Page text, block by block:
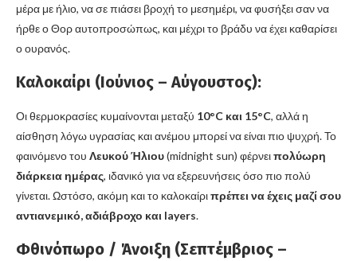
μέρα με ήλιο, να σε πιάσει βροχή το μεσημέρι, να φυσήξει σαν να
ήρθε ο Θορ αυτοπροσώπως, και μέχρι το βράδυ να έχει καθαρίσει
ο ουρανός.
Καλοκαίρι (Ιούνιος – Αύγουστος):
Οι θερμοκρασίες κυμαίνονται μεταξύ 10°C και 15°C, αλλά η
αίσθηση λόγω υγρασίας και ανέμου μπορεί να είναι πιο ψυχρή. Το
φαινόμενο του Λευκού Ήλιου(midnight sun) φέρνειπολύωρη
διάρκεια ημέρας, ιδανικό για να εξερευνήσεις όσο πιο πολύ
γίνεται. Ωστόσο, ακόμη και το καλοκαίριπρέπει να έχεις μαζί σου
αντιανεμικό, αδιάβροχο και layers.
Φθινόπωρο / Άνοιξη (Σεπτέμβριος –